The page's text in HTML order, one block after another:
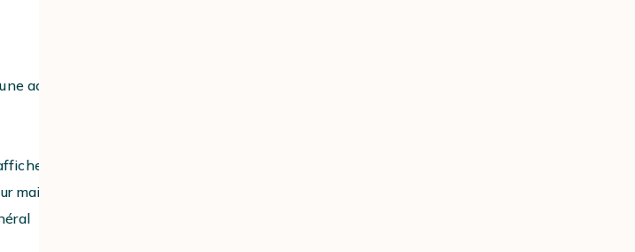
accumulation
cela
maintenir la